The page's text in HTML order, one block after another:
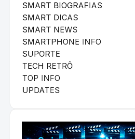
SMART BIOGRAFIAS
SMART DICAS
SMART NEWS
SMARTPHONE INFO
SUPORTE
TECH RETRÔ
TOP INFO
UPDATES